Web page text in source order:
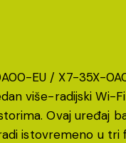
EU / X7-35X-
više-radijski Wi-
Ovaj uređaj
istovremeno u tri